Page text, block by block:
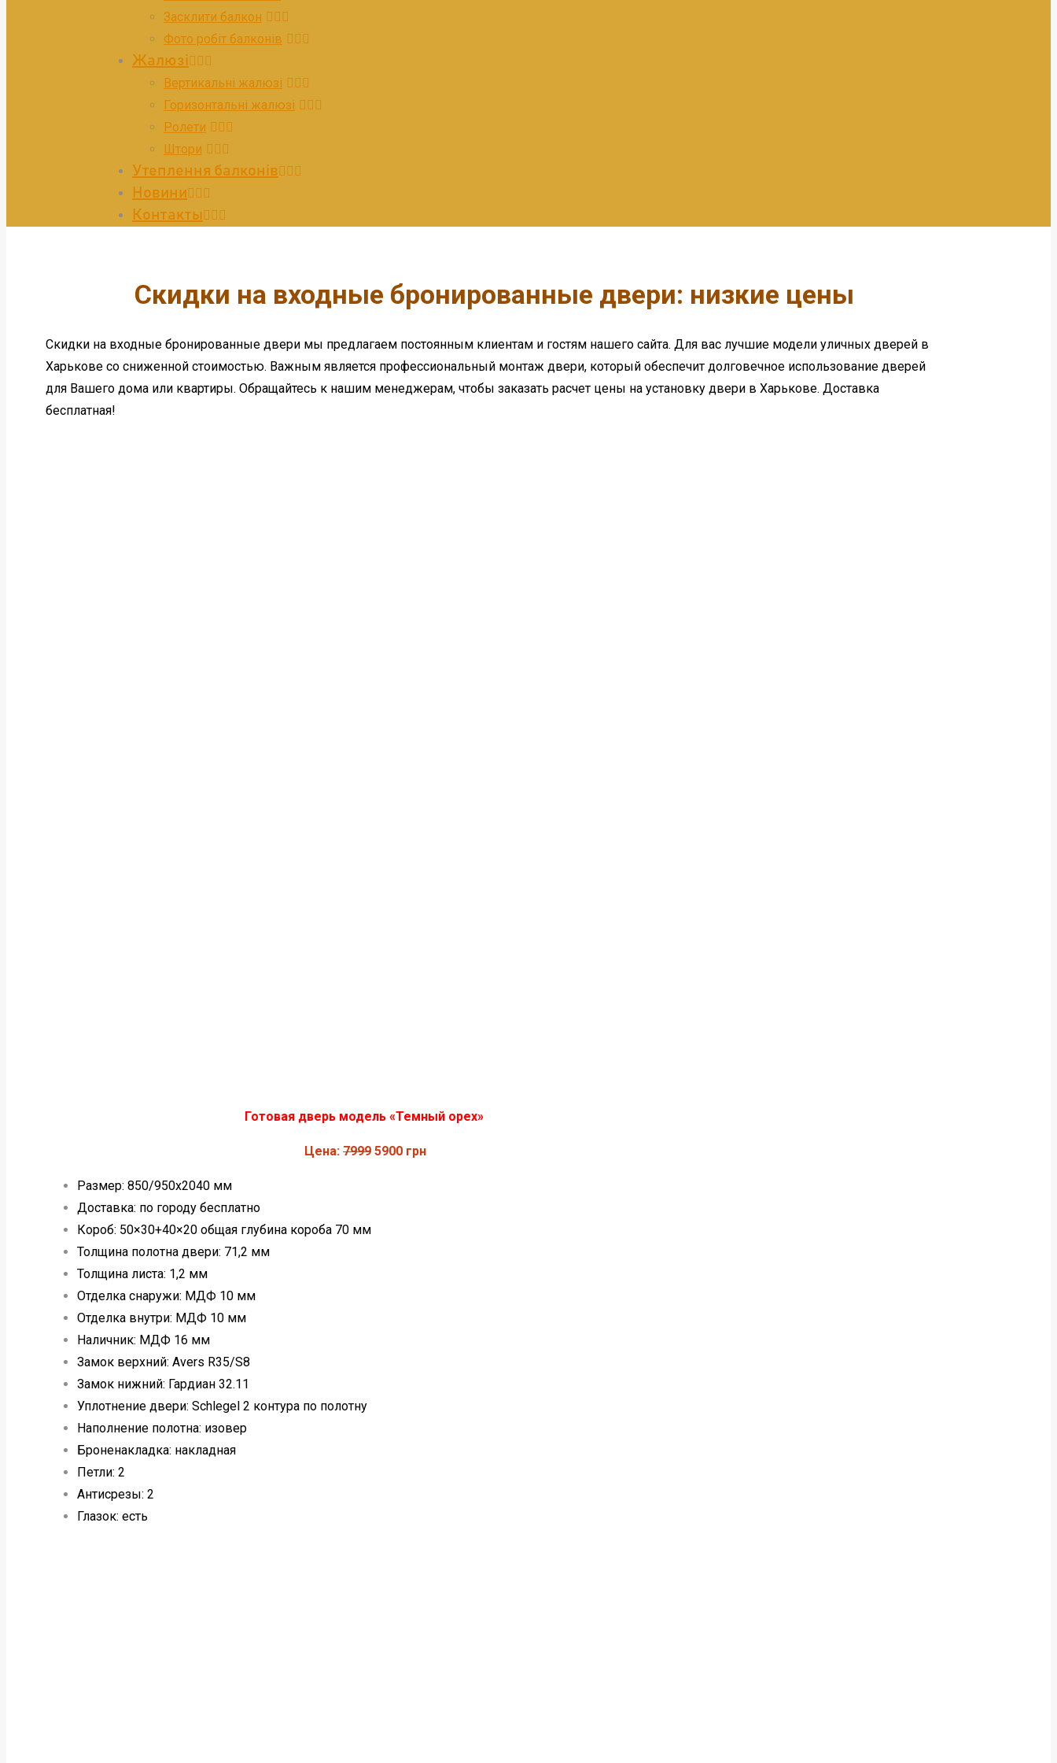
Засклити балкон
Фото робіт балконів
Жалюзі
Вертикальні жалюзі
Горизонтальні жалюзі
Ролети
Штори
Утеплення балконів
Новини
Контакты
Скидки на входные бронированные двери: низкие цены
Скидки на входные бронированные двери мы предлагаем постоянным клиентам и гостям нашего сайта. Для вас лучшие модели уличных дверей в
Харькове со сниженной стоимостью. Важным является профессиональный монтаж двери, который обеспечит долговечное использование дверей
для Вашего дома или квартиры. Обращайтесь к нашим менеджерам, чтобы заказать расчет цены на установку двери в Харькове. Доставка
бесплатная!
Готовая дверь модель «Темный орех»
Цена:7999 5900 грн
Размер: 850/950х2040 мм
Доставка: по городу бесплатно
Короб: 50×30+40×20 общая глубина короба 70 мм
Толщина полотна двери: 71,2 мм
Толщина листа: 1,2 мм
Отделка снаружи: МДФ 10 мм
Отделка внутри: МДФ 10 мм
Наличник: МДФ 16 мм
Замок верхний: Avers R35/S8
Замок нижний: Гардиан 32.11
Уплотнение двери: Schlegel 2 контура по полотну
Наполнение полотна: изовер
Броненакладка: накладная
Петли: 2
Антисрезы: 2
Глазок: есть